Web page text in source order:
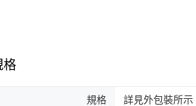
格
規格 詳見外包裝所示